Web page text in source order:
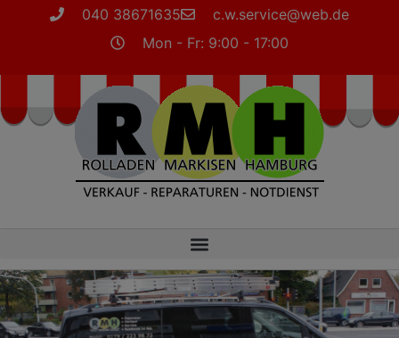
040 38671635
c.w.service@web.de
Mon - Fr: 9:00 - 17:00